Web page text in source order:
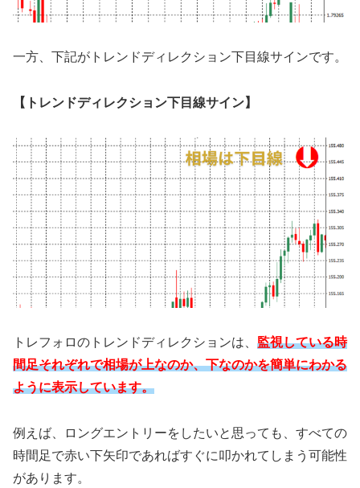
一方、下記がトレンドディレクション下目線サインです。
【トレンドディレクション下目線サイン】
トレフォロのトレンドディレクションは、 監視している時
間足それぞれで相場が上なのか、下なのかを簡単にわかる
ように表示しています。
例えば、ロングエントリーをしたいと思っても、すべての
時間足で赤い下矢印であればすぐに叩かれてしまう可能性
があります。